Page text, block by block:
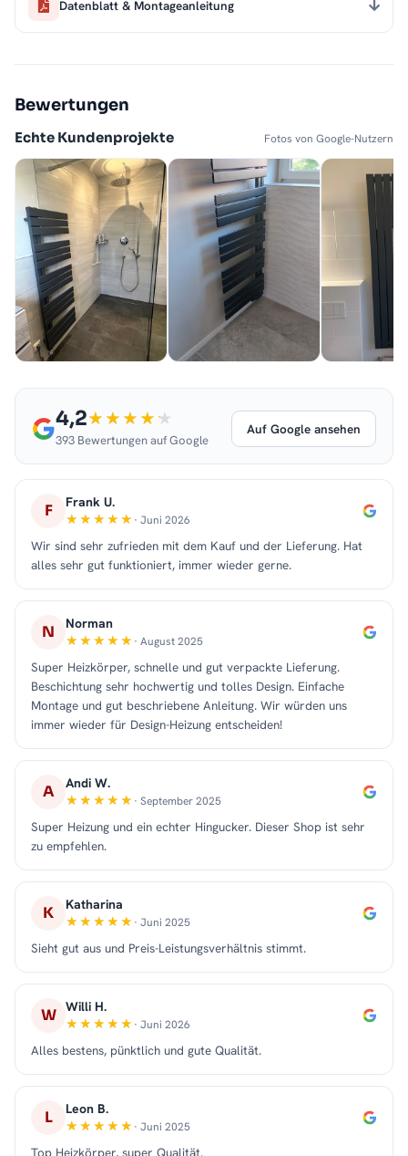
Datenblatt & Montageanleitung
Bewertungen
Echte Kundenprojekte Fotos von Google-Nutzern
4,2
393 Bewertungen auf Google
Auf Google ansehen
F Frank U.
· Juni 2026
Wir sind sehr zufrieden mit dem Kauf und der Lieferung. Hat
alles sehr gut funktioniert, immer wieder gerne.
N Norman
· August 2025
Super Heizkörper, schnelle und gut verpackte Lieferung.
Beschichtung sehr hochwertig und tolles Design. Einfache
Montage und gut beschriebene Anleitung. Wir würden uns
immer wieder für Design-Heizung entscheiden!
A Andi W.
· September 2025
Super Heizung und ein echter Hingucker. Dieser Shop ist sehr
zu empfehlen.
K Katharina
· Juni 2025
Sieht gut aus und Preis-Leistungsverhältnis stimmt.
W Willi H.
· Juni 2026
Alles bestens, pünktlich und gute Qualität.
L Leon B.
· Juni 2025
Top Heizkörper, super Qualität.